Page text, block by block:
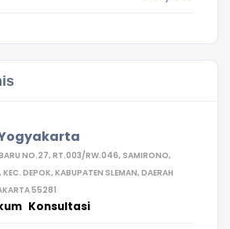
Yogyakarta
NO.27, RT.003/RW.046, SAMIRONO,
DEPOK, KABUPATEN SLEMAN, DAERAH
55281
Konsultasi